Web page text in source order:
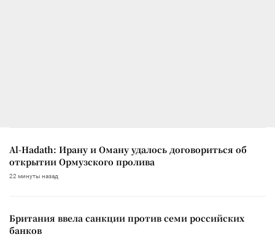
Al-Hadath: Ирану и Оману удалось договориться об
открытии Ормузского пролива
22 минуты назад
Британия ввела санкции против семи российских
банков